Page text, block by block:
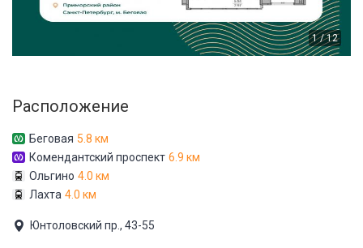
1 / 12
Расположение
Беговая 5.8 км
Комендантский проспект 6.9 км
Ольгино 4.0 км
Лахта 4.0 км
Юнтоловский пр., 43-55